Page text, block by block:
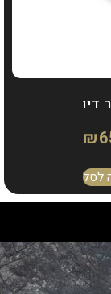
דיו
₪
לסל